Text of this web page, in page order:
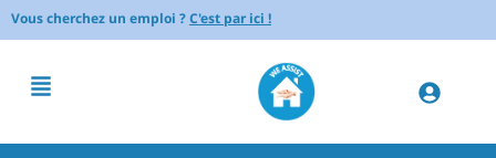
Vous cherchez un emploi ?C'est par ici !